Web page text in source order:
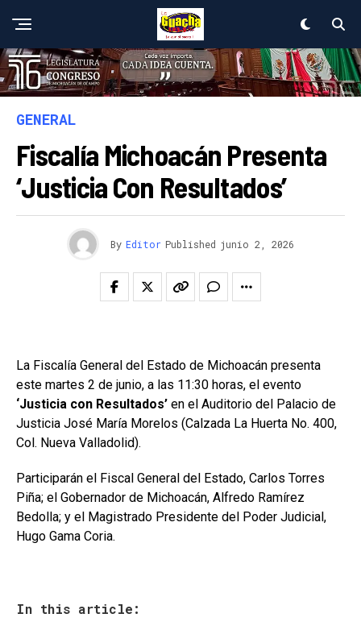
GENERAL
Fiscalía Michoacán Presenta
‘Justicia Con Resultados’
By Editor Published junio 2, 2026
La Fiscalía General del Estado de Michoacán presenta
este martes 2 de junio, a las 11:30 horas, el evento
‘Justicia con Resultados’ en el Auditorio del Palacio de
Justicia José María Morelos (Calzada La Huerta No. 400,
Col. Nueva Valladolid).
Participarán el Fiscal General del Estado, Carlos Torres
Piña; el Gobernador de Michoacán, Alfredo Ramírez
Bedolla; y el Magistrado Presidente del Poder Judicial,
Hugo Gama Coria.
In this article: